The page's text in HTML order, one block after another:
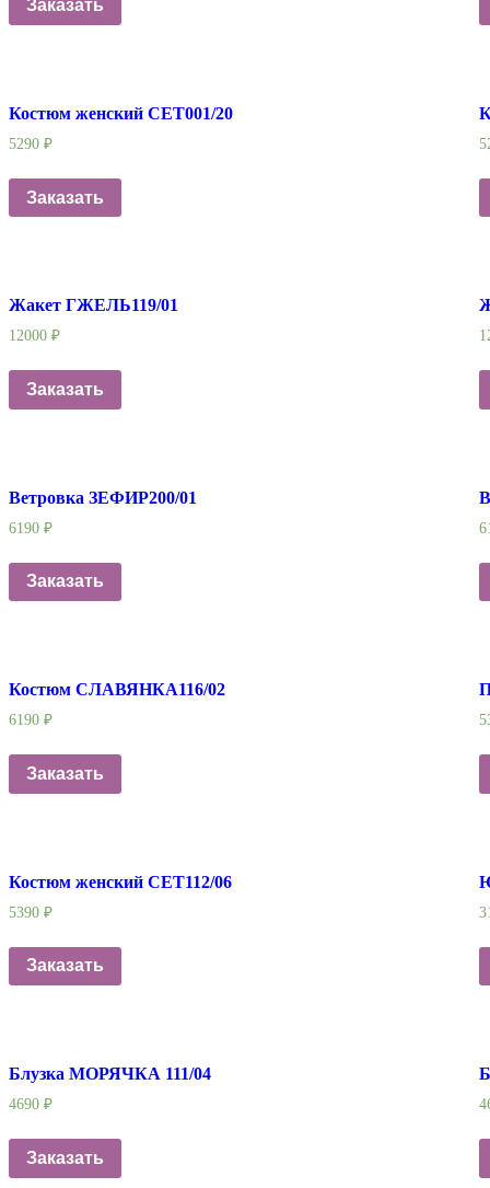
Заказать
Костюм женский СЕТ001/20
5290 ₽
Заказать
Жакет ГЖЕЛЬ119/01
12000 ₽
Заказать
Ветровка ЗЕФИР200/01
6190 ₽
Заказать
Костюм СЛАВЯНКА116/02
6190 ₽
Заказать
Костюм женский СЕТ112/06
5390 ₽
Заказать
Блузка МОРЯЧКА 111/04
4690 ₽
Заказать